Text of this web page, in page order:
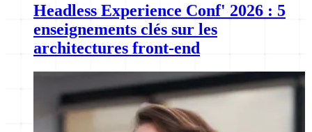
Headless Experience Conf' 2026 : 5
enseignements clés sur les
architectures front-end